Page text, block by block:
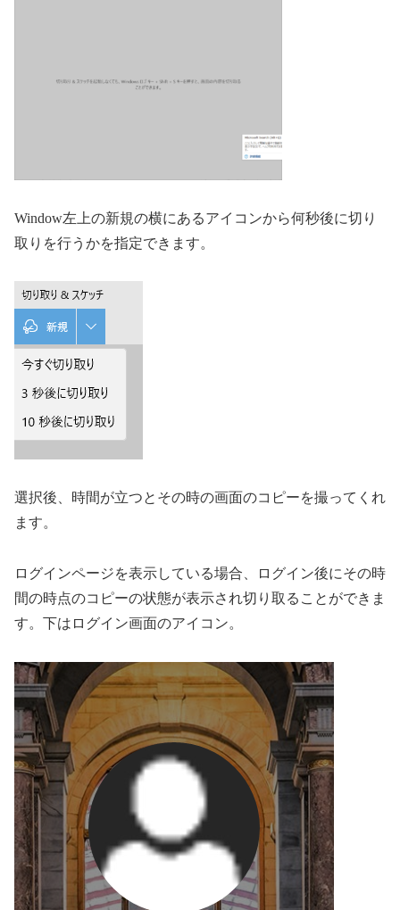
Window左上の新規の横にあるアイコンから何秒後に切り
取りを行うかを指定できます。
選択後、時間が立つとその時の画面のコピーを撮ってくれ
ます。
ログインページを表示している場合、ログイン後にその時
間の時点のコピーの状態が表示され切り取ることができま
す。下はログイン画面のアイコン。